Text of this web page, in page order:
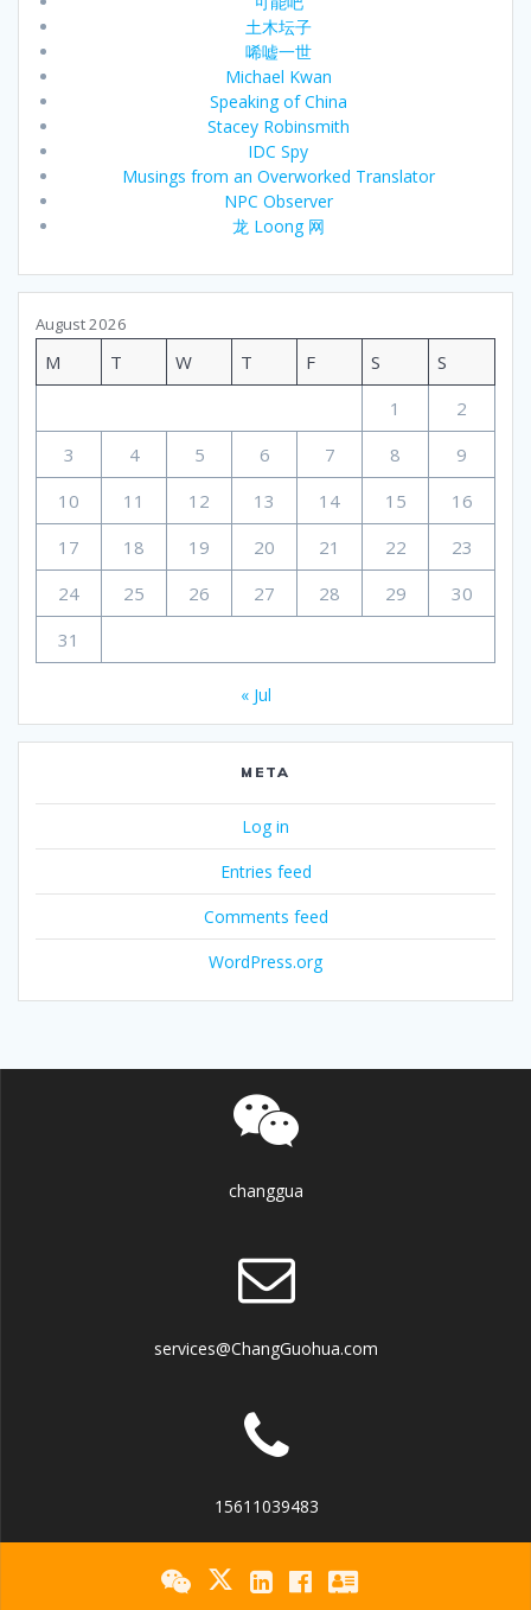
土木坛子
唏嘘一世
Michael Kwan
Speaking of China
Stacey Robinsmith
IDC Spy
Musings from an Overworked Translator
NPC Observer
龙 Loong 网
August 2026
M T W T F S
S
1
2
3
4 5 6 7 8
9
10
11 12 13 14 15
16
17
18 19 20 21 22
23
24
25 26 27 28 29
30
31
« Jul
META
Log in
Entries feed
Comments feed
WordPress.org
changgua
services@ChangGuohua.com
15611039483